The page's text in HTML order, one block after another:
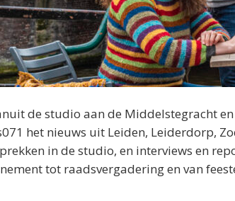
de studio aan de Middelstegracht en
het nieuws uit Leiden, Leiderdorp,
in de studio, en interviews en
tot raadsvergadering en van